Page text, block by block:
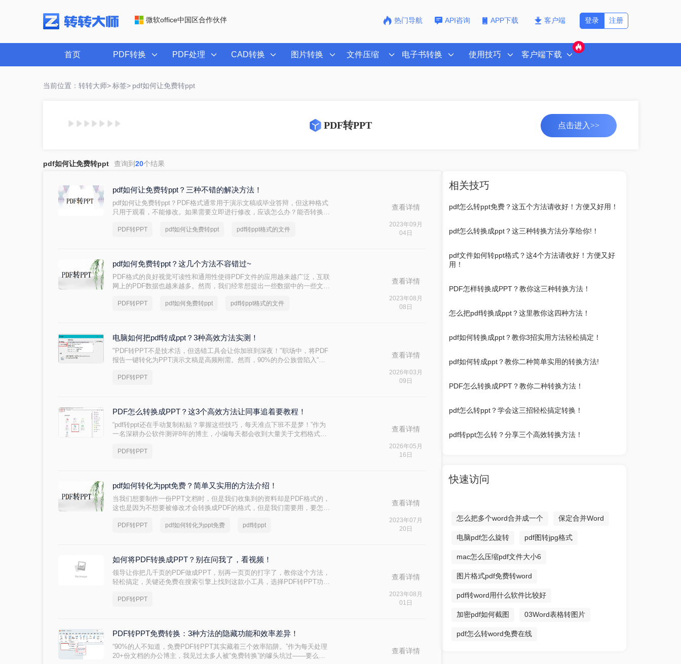
微软office中国区合作伙伴 热门导航 API咨询 APP下载 客户端 注册
登录
首页 PDF转换 PDF处理 CAD转换 图片转换 文件压缩 电子书转换 使用技巧 客户端下载
当前位置：转转大师> 标签> pdf如何让免费转ppt
PDF转PPT 点击进入>>
pdf如何让免费转ppt 查询到 20个结果
pdf如何让免费转ppt？三种不错的解决方法！
pdf如何让免费转ppt？PDF格式通常用于演示文稿或毕业答辩，但这种格式
只用于观看，不能修改。如果需要立即进行修改，应该怎么办？能否转换为
使用，操作简单流畅，功能齐全，可以将PDF文件转换为PPT格式，然后再
PDF转PPT pdf如何让免费转ppt pdf转ppt格式的文件
查看详情
2023年09月
04日
pdf如何免费转ppt？这几个方法不容错过~
PDF格式的良好视觉可读性和通用性使得PDF文件的应用越来越广泛，互联
网上的PDF数据也越来越多。然而，我们经常想提出一些数据中的一些文本
起看看下面这些方法的操作步骤吧。
PDF转PPT pdf如何免费转ppt pdf转ppt格式的文件
查看详情
2023年08月
08日
电脑如何把pdf转成ppt？3种高效方法实测！
"PDF转PPT不是技术活，但选错工具会让你加班到深夜！"职场中，将PDF
报告一键转化为PPT演示文稿是高频刚需。然而，90%的办公族曾陷入“转
具选择的致命陷阱。
PDF转PPT
查看详情
2026年03月
09日
PDF怎么转换成PPT？这3个高效方法让同事追着要教程！
“pdf转ppt还在手动复制粘贴？掌握这些技巧，每天准点下班不是梦！”作为
一名深耕办公软件测评8年的博主，小编每天都会收到大量关于文档格式转
自媒体人的课件制作，还是学生党的答辩准备
PDF转PPT
查看详情
2026年05月
16日
pdf如何转化为ppt免费？简单又实用的方法介绍！
当我们想要制作一份PPT文档时，但是我们收集到的资料却是PDF格式的，
这也是因为不想要被修改才会转换成PDF的格式，但是我们需要用，要怎么
化为ppt免费呢？下面就让小编来给大家详细的讲讲吧。
PDF转PPT pdf如何转化为ppt免费 pdf转ppt
查看详情
2023年07月
20日
如何将PDF转换成PPT？别在问我了，看视频！
领导让你把几千页的PDF做成PPT，别再一页页的打字了，教你这个方法，
轻松搞定，关键还免费在搜索引擎上找到这款小工具，选择PDF转PPT功
即用，每天还有免费转换次数，堪称职场办公神器，关注我，每天N个办公
PDF转PPT
查看详情
2023年08月
01日
PDF转PPT免费转换：3种方法的隐藏功能和效率差异！
“90%的人不知道，免费PDF转PPT其实藏着三个效率陷阱。”作为每天处理
20+份文档的办公博主，我见过太多人被“免费转换”的噱头坑过——要么表
查看详情
相关技巧
pdf怎么转ppt免费？这五个方法请收好！方便又好用！
pdf怎么转换成ppt？这三种转换方法分享给你!！
pdf文件如何转ppt格式？这4个方法请收好！方便又好
用！
PDF怎样转换成PPT？教你这三种转换方法！
怎么把pdf转换成ppt？这里教你这四种方法！
pdf如何转换成ppt？教你3招实用方法轻松搞定！
pdf如何转成ppt？教你二种简单实用的转换方法!
PDF怎么转换成PPT？教你二种转换方法！
pdf怎么转ppt？学会这三招轻松搞定转换！
pdf转ppt怎么转？分享三个高效转换方法！
快速访问
怎么把多个word合并成一个 保定合并Word
电脑pdf怎么旋转 pdf图转jpg格式
mac怎么压缩pdf文件大小6
图片格式pdf免费转word
pdf转word用什么软件比较好
加密pdf如何截图 03Word表格转图片
pdf怎么转word免费在线